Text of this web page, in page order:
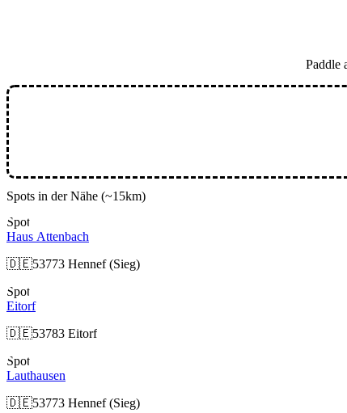
Paddle
Spots in der Nähe (~15km)
Spot
Haus Attenbach
🇩🇪53773 Hennef (Sieg)
Spot
Eitorf
🇩🇪53783 Eitorf
Spot
Lauthausen
🇩🇪53773 Hennef (Sieg)